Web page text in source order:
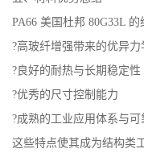
PA66 美国杜邦 80G33L 的
?高玻纤增强带来的优异力
?良好的耐热与长期稳定性
?优秀的尺寸控制能力
?成熟的工业应用体系与可
这些特点使其成为结构类